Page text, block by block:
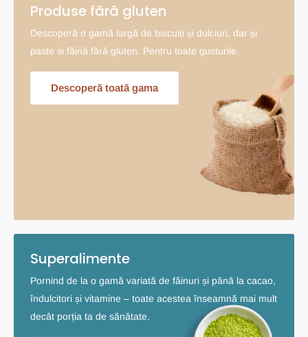
Produse fără gluten
Descoperă o gamă largă de biscuiți și dulciuri, dar și
paste si făină fără gluten. Pentru toate gusturile.
Descoperă toată gama
Superalimente
Pornind de la o gamă variată de făinuri și până la cacao,
îndulcitori și vitamine – toate acestea înseamnă mai mult
decât porția ta de sănătate.